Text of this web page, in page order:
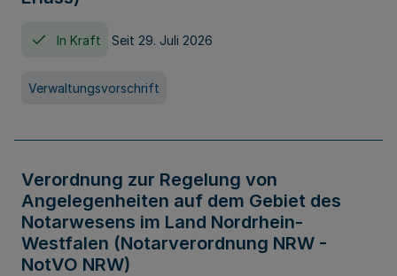
In Kraft Seit 29. Juli 2026
Verwaltungsvorschrift
Verordnung zur Regelung von
Angelegenheiten auf dem Gebiet des
Notarwesens im Land Nordrhein-
Westfalen (Notarverordnung NRW -
NotVO NRW)